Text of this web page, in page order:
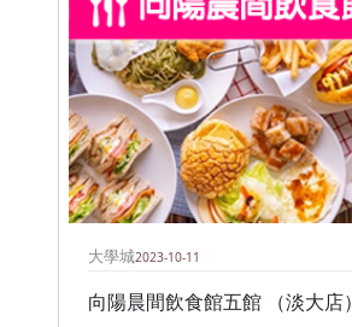
大學城2023-10-11
向陽晨間飲食館五館 （淡大店）